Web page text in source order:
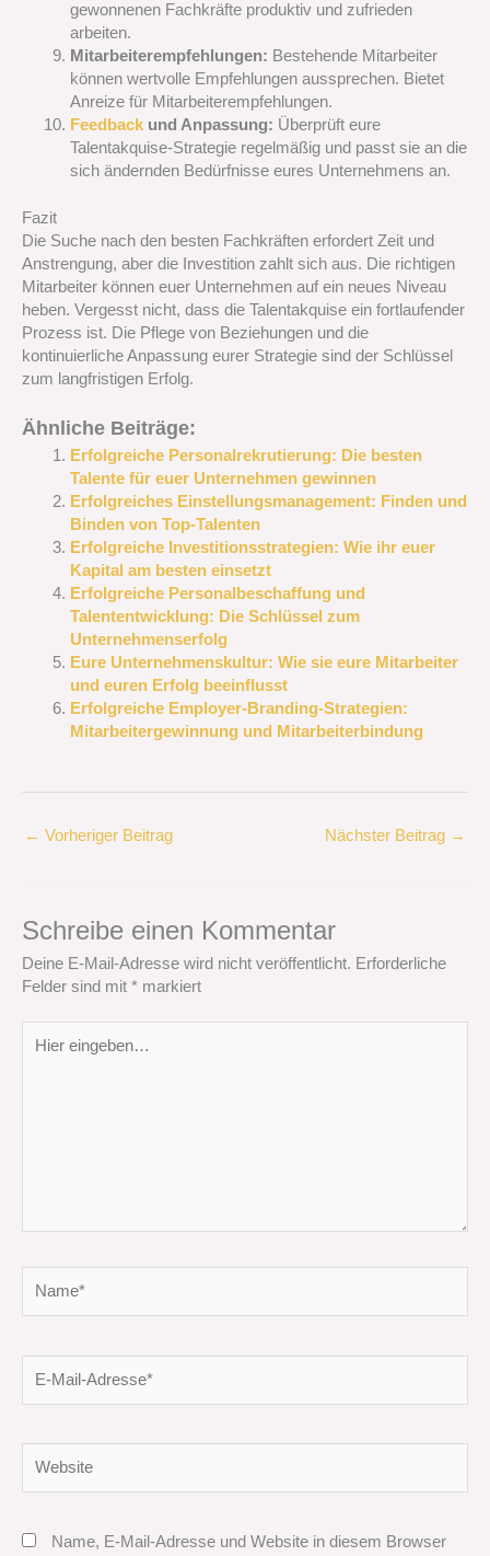
gewonnenen Fachkräfte produktiv und zufrieden
arbeiten.
Mitarbeiterempfehlungen: Bestehende Mitarbeiter
können wertvolle Empfehlungen aussprechen. Bietet
Anreize für Mitarbeiterempfehlungen.
Feedbackund Anpassung: Überprüft eure
Talentakquise-Strategie regelmäßig und passt sie an die
sich ändernden Bedürfnisse eures Unternehmens an.
Fazit
Die Suche nach den besten Fachkräften erfordert Zeit und
Anstrengung, aber die Investition zahlt sich aus. Die richtigen
Mitarbeiter können euer Unternehmen auf ein neues Niveau
heben. Vergesst nicht, dass die Talentakquise ein fortlaufender
Prozess ist. Die Pflege von Beziehungen und die
kontinuierliche Anpassung eurer Strategie sind der Schlüssel
zum langfristigen Erfolg.
Ähnliche Beiträge:
Erfolgreiche Personalrekrutierung: Die besten
Talente für euer Unternehmen gewinnen
Erfolgreiches Einstellungsmanagement: Finden und
Binden von Top-Talenten
Erfolgreiche Investitionsstrategien: Wie ihr euer
Kapital am besten einsetzt
Erfolgreiche Personalbeschaffung und
Talententwicklung: Die Schlüssel zum
Unternehmenserfolg
Eure Unternehmenskultur: Wie sie eure Mitarbeiter
und euren Erfolg beeinflusst
Erfolgreiche Employer-Branding-Strategien:
Mitarbeitergewinnung und Mitarbeiterbindung
← Vorheriger Beitrag Nächster Beitrag →
Schreibe einen Kommentar
Deine E-Mail-Adresse wird nicht veröffentlicht. Erforderliche
Felder sind mit * markiert
eingeben…
Mail-
Name, E-Mail-Adresse und Website in diesem Browser